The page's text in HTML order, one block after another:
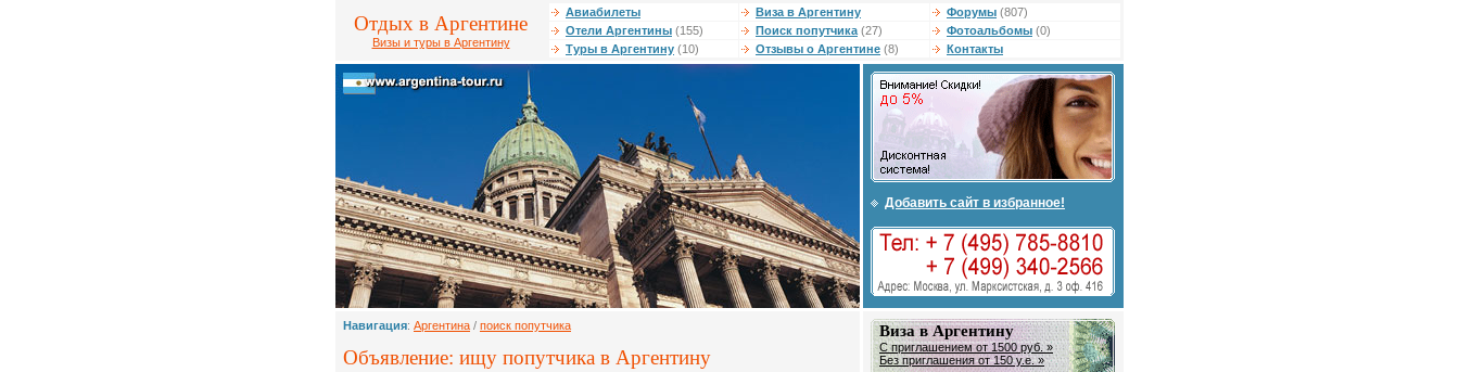
Отдых в Аргентине
Визы и туры в Аргентину
Авиабилеты Виза в Аргентину Форумы (807)
Отели Аргентины (155) Поиск попутчика (27) Фотоальбомы (0)
Туры в Аргентину (10) Отзывы о Аргентине (8) Контакты
Добавить сайт в избранное!
Навигация: Аргентина / поиск попутчика
Объявление: ищу попутчика в Аргентину
Виза в Аргентину
С приглашением от 1500 руб. »
Без приглашения от 150 у.е. »